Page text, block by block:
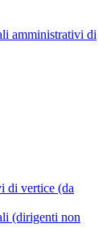
amministrativi di
di vertice (da
(dirigenti non